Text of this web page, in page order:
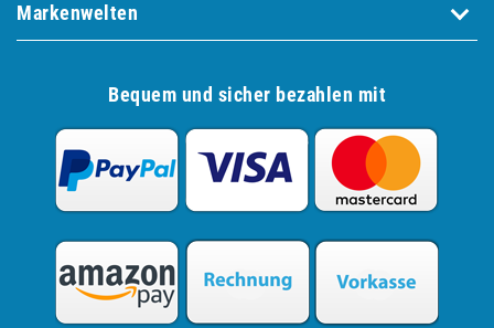
Markenwelten
Bequem und sicher bezahlen mit